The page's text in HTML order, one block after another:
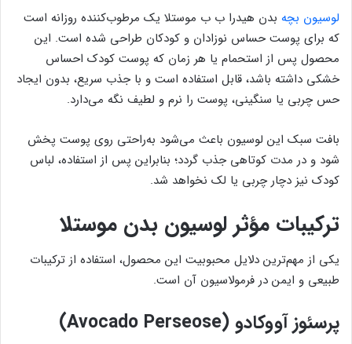
لوسیون بچه بدن هیدرا ب ب موستلا یک مرطوب‌کننده روزانه است
که برای پوست حساس نوزادان و کودکان طراحی شده است. این
محصول پس از استحمام یا هر زمان که پوست کودک احساس
خشکی داشته باشد، قابل استفاده است و با جذب سریع، بدون ایجاد
حس چربی یا سنگینی، پوست را نرم و لطیف نگه می‌دارد.
بافت سبک این لوسیون باعث می‌شود به‌راحتی روی پوست پخش
شود و در مدت کوتاهی جذب گردد؛ بنابراین پس از استفاده، لباس
کودک نیز دچار چربی یا لک نخواهد شد.
ترکیبات مؤثر لوسیون بدن موستلا
یکی از مهم‌ترین دلایل محبوبیت این محصول، استفاده از ترکیبات
طبیعی و ایمن در فرمولاسیون آن است.
پرسئوز آووکادو (Avocado Perseose)